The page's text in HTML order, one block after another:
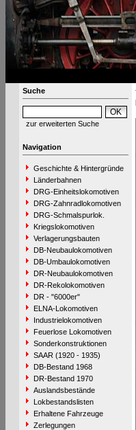
Suche
zur erweiterten Suche
Navigation
Geschichte & Hintergründe
Länderbahnen
DRG-Einheitslokomotiven
DRG-Zahnradlokomotiven
DRG-Schmalspurlok.
Kriegslokomotiven
Verlagerungsbauten
DB-Neubaulokomotiven
DB-Umbaulokomotiven
DR-Neubaulokomotiven
DR-Rekolokomotiven
DR - "6000er"
ELNA-Lokomotiven
Industrielokomotiven
Feuerlose Lokomotiven
Sonderkonstruktionen
SAAR (1920 - 1935)
DB-Bestand 1968
DR-Bestand 1970
Auslandsbestände
Lokbestandslisten
Erhaltene Fahrzeuge
Zerlegungen